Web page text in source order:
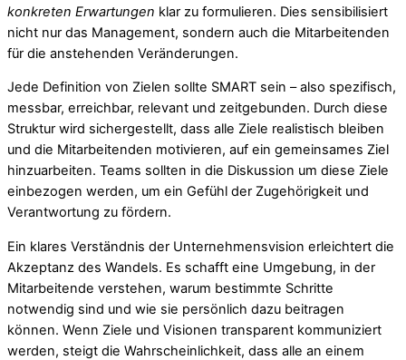
konkreten Erwartungen klar zu formulieren. Dies sensibilisiert
nicht nur das Management, sondern auch die Mitarbeitenden
für die anstehenden Veränderungen.
Jede Definition von Zielen sollte SMART sein – also spezifisch,
messbar, erreichbar, relevant und zeitgebunden. Durch diese
Struktur wird sichergestellt, dass alle Ziele realistisch bleiben
und die Mitarbeitenden motivieren, auf ein gemeinsames Ziel
hinzuarbeiten. Teams sollten in die Diskussion um diese Ziele
einbezogen werden, um ein Gefühl der Zugehörigkeit und
Verantwortung zu fördern.
Ein klares Verständnis der Unternehmensvision erleichtert die
Akzeptanz des Wandels. Es schafft eine Umgebung, in der
Mitarbeitende verstehen, warum bestimmte Schritte
notwendig sind und wie sie persönlich dazu beitragen
können. Wenn Ziele und Visionen transparent kommuniziert
werden, steigt die Wahrscheinlichkeit, dass alle an einem